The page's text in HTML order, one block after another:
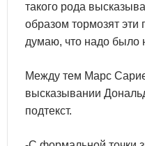
такого рода
образом тормозят
думаю, что надо было
Между тем Марс
высказывании
подтекст.